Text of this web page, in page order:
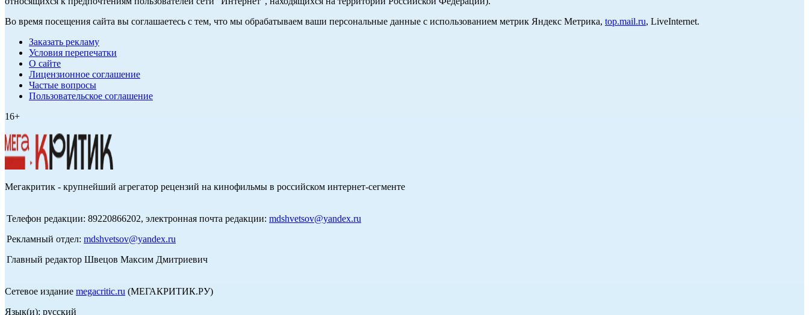
Во время посещения сайта вы соглашаетесь с тем, что мы обрабатываем ваши персональные данные с использованием метрик Яндекс Метрика, top.mail.ru, LiveInternet.
Заказать рекламу
Условия перепечатки
О сайте
Лицензионное соглашение
Частые вопросы
Пользовательское соглашение
16+
Мегакритик - крупнейший агрегатор рецензий на кинофильмы в российском интернет-сегменте
Телефон редакции: 89220866202, электронная почта редакции: mdshvetsov@yandex.ru
Рекламный отдел: mdshvetsov@yandex.ru
Главный редактор Швецов Максим Дмитриевич
Сетевое издание megacritic.ru (МЕГАКРИТИК.РУ)
Язык(и): русский